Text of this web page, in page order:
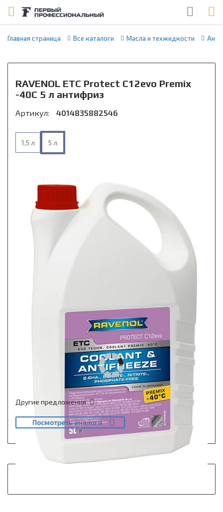
Главная страница Все каталоги Масла и техжидкости
RAVENOL ETC Protect C12evo Premix
-40C 5 л антифриз
Артикул: 4014835882546
1,5 л 5 л
Другие предложения
Посмотреть аналоги